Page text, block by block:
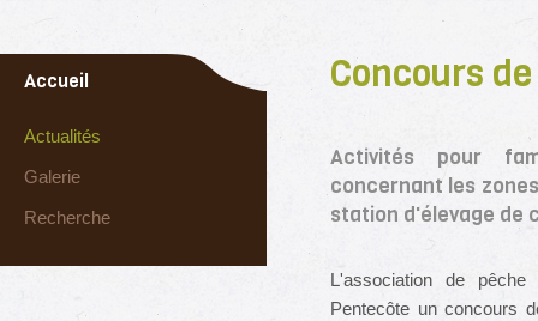
Accueil
Actualités
Galerie
Recherche
Concours
Activités pour
concernant les
station d'élevage de
L'association de
Pentecôte un concours